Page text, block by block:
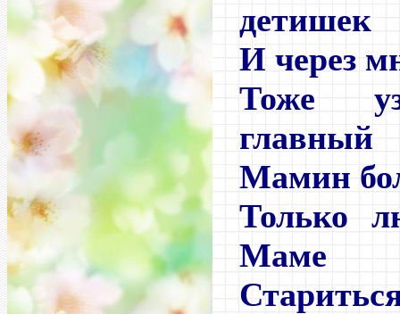
детишек
И через
Тоже
главный
Мамин
Только
Маме